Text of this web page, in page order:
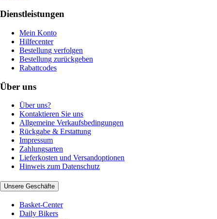
Dienstleistungen
Mein Konto
Hilfecenter
Bestellung verfolgen
Bestellung zurückgeben
Rabattcodes
Über uns
Über uns?
Kontaktieren Sie uns
Allgemeine Verkaufsbedingungen
Rückgabe & Erstattung
Impressum
Zahlungsarten
Lieferkosten und Versandoptionen
Hinweis zum Datenschutz
Unsere Geschäfte
Basket-Center
Daily Bikers